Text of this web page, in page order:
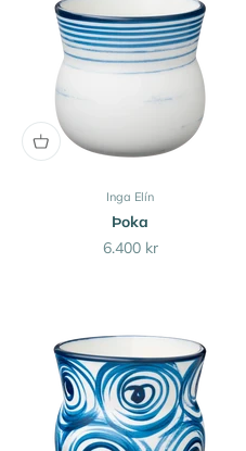
Inga Elín
Þoka
Sale price
6.400 kr